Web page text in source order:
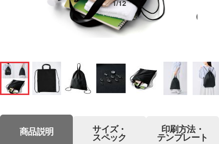
1/12
商品説明 サイズ・
スペック
印刷方法・
テンプレート